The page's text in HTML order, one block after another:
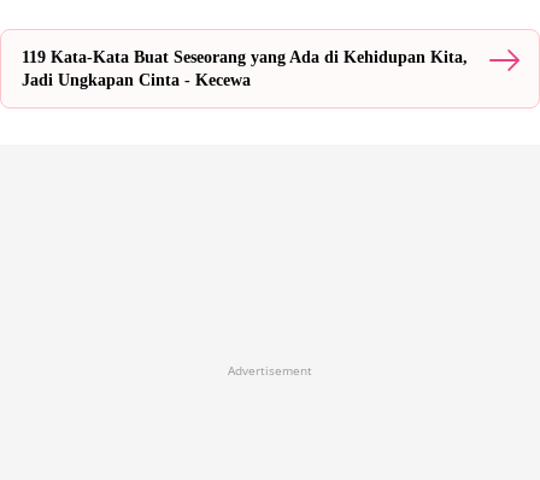
119 Kata-Kata Buat Seseorang yang Ada di Kehidupan Kita,
Jadi Ungkapan Cinta - Kecewa
Advertisement